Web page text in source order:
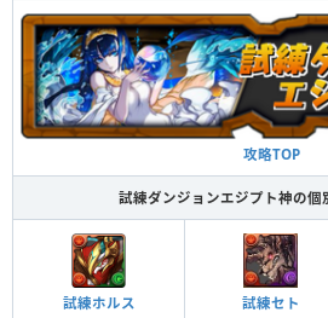
攻略TOP
試練ダンジョンエジプト神の個
試練ホルス 試練セト